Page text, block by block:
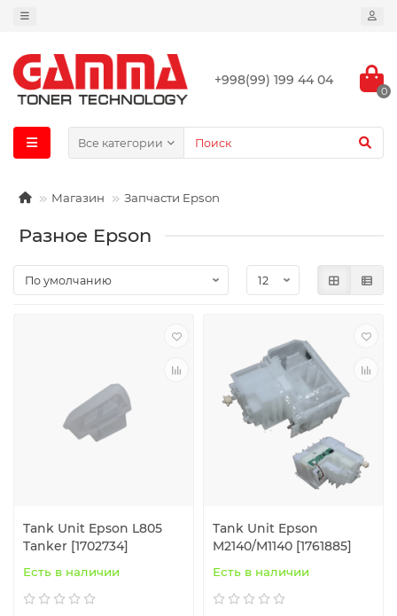
+998(99) 199 44 04
0
Все категории
Магазин Запчасти Epson
Разное Epson
Tank Unit Epson L805
Tanker [1702734]
Есть в наличии
Tank Unit Epson
M2140/M1140 [1761885]
Есть в наличии